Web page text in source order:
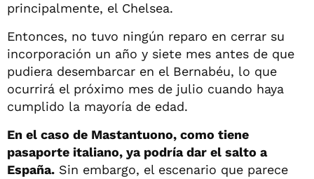
principalmente, el Chelsea.
Entonces, no tuvo ningún reparo en cerrar su
incorporación un año y siete mes antes de que
pudiera desembarcar en el Bernabéu, lo que
ocurrirá el próximo mes de julio cuando haya
cumplido la mayoría de edad.
En el caso de Mastantuono, como tiene
pasaporte italiano, ya podría dar el salto a
España. Sin embargo, el escenario que parece